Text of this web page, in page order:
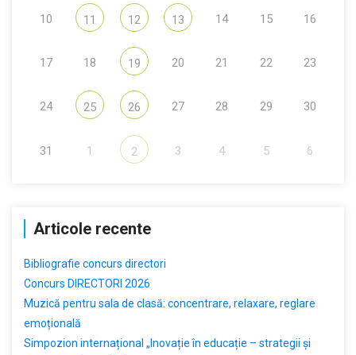
10 11 12 13 14 15 16
17 18 19 20 21 22 23
24 25 26 27 28 29 30
31 1 2 3 4 5 6
Articole recente
Bibliografie concurs directori
Concurs DIRECTORI 2026
Muzică pentru sala de clasă: concentrare, relaxare, reglare
emoțională
Simpozion internațional „Inovație în educație – strategii și